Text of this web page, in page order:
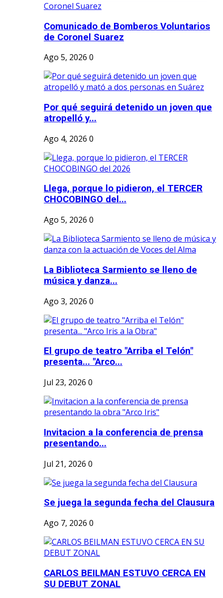
Comunicado de Bomberos Voluntarios
de Coronel Suarez
Ago 5, 2026 0
Por qué seguirá detenido un joven que
atropelló y...
Ago 4, 2026 0
Llega, porque lo pidieron, el TERCER
CHOCOBINGO del...
Ago 5, 2026 0
La Biblioteca Sarmiento se lleno de
música y danza...
Ago 3, 2026 0
El grupo de teatro "Arriba el Telón"
presenta... "Arco...
Jul 23, 2026 0
Invitacion a la conferencia de prensa
presentando...
Jul 21, 2026 0
Se juega la segunda fecha del Clausura
Ago 7, 2026 0
CARLOS BEILMAN ESTUVO CERCA EN
SU DEBUT ZONAL